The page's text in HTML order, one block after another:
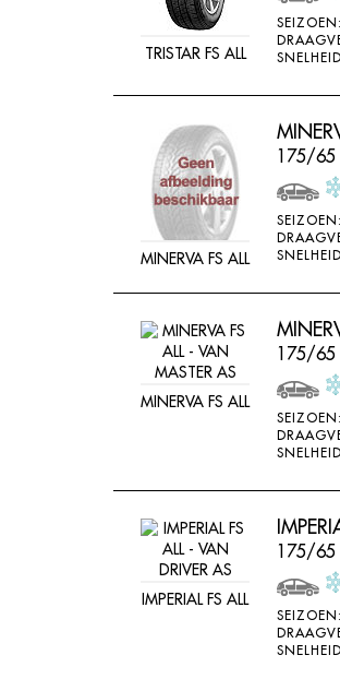
TRISTAR FS ALL
MINERVA FS ALL
175/65
MINERVA FS ALL
175/65
IMPERIAL FS ALL
175/65